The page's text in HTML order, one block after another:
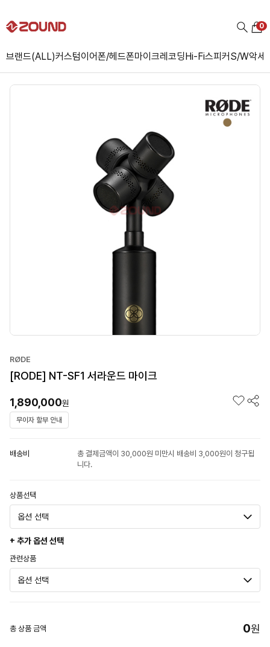
브랜드(ALL)커스텀이어폰/헤드폰마이크레코딩Hi-Fi스피커S/W악세
0
RØDE
[RODE] NT-SF1 서라운드 마이크
1,890,000원
무이자 할부 안내
배송비
총 결제금액이 30,000원 미만시 배송비 3,000원이 청구됩
니다.
상품선택
+ 추가 옵션 선택
관련상품
총 상품 금액 0원